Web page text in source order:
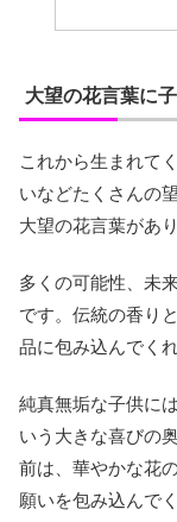
大望の花言葉に
これから生まれて
いなどたくさんの
大望の花言葉があり
多くの可能性、未
です。伝統の香り
品に包み込んでくれ
純真無垢な子供に
いう大きな喜びの
前は、華やかな花
願いを包み込んで